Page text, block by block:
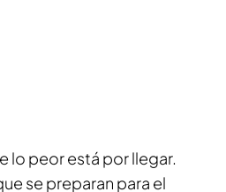
lo peor está por llegar.
se preparan para el